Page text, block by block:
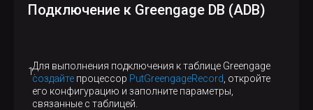
Подключение к Greengage DB (ADB)
Для выполнения подключения к таблице Greengage
создайте процессор PutGreengageRecord , откройте
его конфигурацию и заполните параметры,
связанные с таблицей.